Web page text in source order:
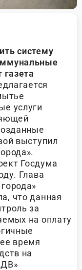
систему
услуги
выступил
Госдума
Глава
что данная
за
на оплату
время
на